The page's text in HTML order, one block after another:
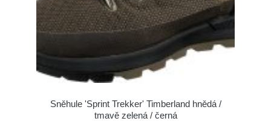
Sněhule 'Sprint Trekker' Timberland hnědá /
tmavě zelená / černá